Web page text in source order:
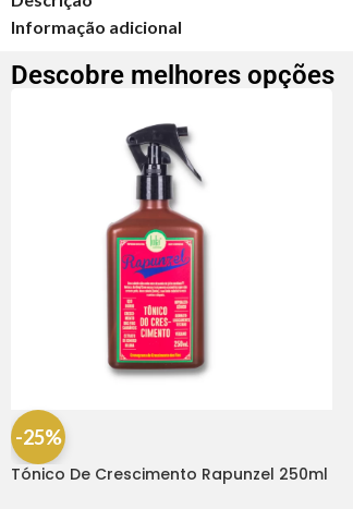
Informação adicional
Descobre melhores opções
-25%
Tónico De Crescimento Rapunzel 250ml